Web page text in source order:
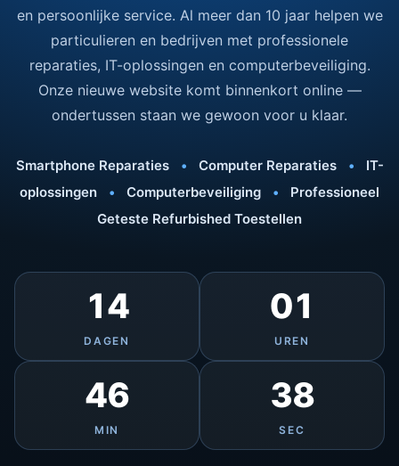
en persoonlijke service. Al meer dan 10 jaar helpen we
particulieren en bedrijven met professionele
reparaties, IT-oplossingen en computerbeveiliging.
Onze nieuwe website komt binnenkort online —
ondertussen staan we gewoon voor u klaar.
Smartphone Reparaties • Computer Reparaties •
IT-
oplossingen
• Computerbeveiliging •
Professioneel
Geteste Refurbished Toestellen
14
DAGEN
01
UREN
46
MIN
38
SEC